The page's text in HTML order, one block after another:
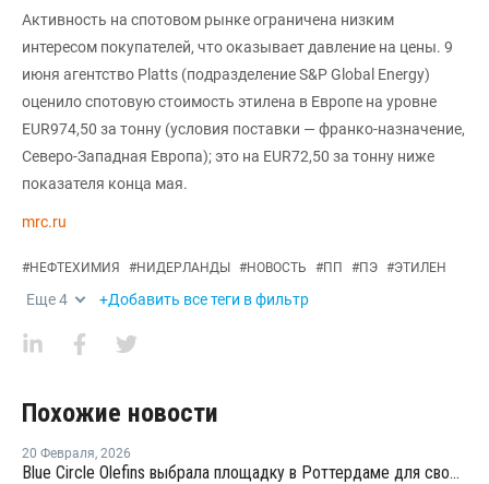
Активность на спотовом рынке ограничена низким
интересом покупателей, что оказывает давление на цены. 9
июня агентство Platts (подразделение S&P Global Energy)
оценило спотовую стоимость этилена в Европе на уровне
EUR974,50 за тонну (условия поставки — франко-назначение,
Северо-Западная Европа); это на EUR72,50 за тонну ниже
показателя конца мая.
mrc.ru
#НЕФТЕХИМИЯ #НИДЕРЛАНДЫ #НОВОСТЬ #ПП #ПЭ #ЭТИЛЕН
Еще4 +Добавить все теги в фильтр
Похожие новости
20 Февраля, 2026
Blue Circle Olefins выбрала площадку в Роттердаме для своего проекта по производству экологически чистого метанола